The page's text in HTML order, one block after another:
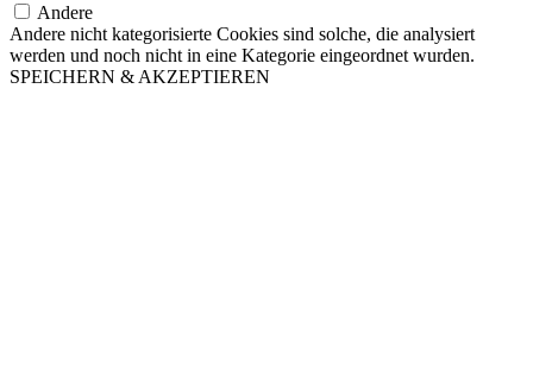
Andere
Andere nicht kategorisierte Cookies sind solche, die analysiert
werden und noch nicht in eine Kategorie eingeordnet wurden.
SPEICHERN & AKZEPTIEREN